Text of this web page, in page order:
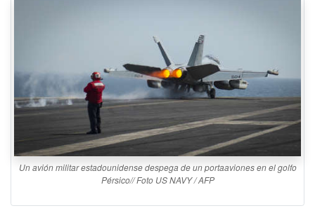
Un avión militar estadounidense despega de un portaaviones en el golfo
Pérsico// Foto US NAVY / AFP